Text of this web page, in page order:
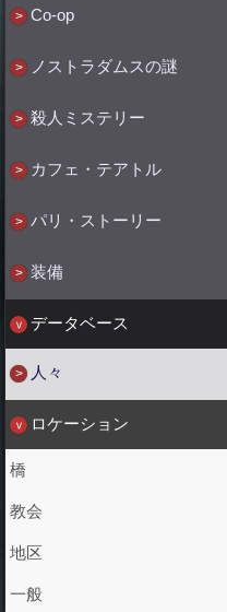
Co-op
ノストラダムスの謎
殺人ミステリー
カフェ・テアトル
パリ・ストーリー
装備
データベース
人々
ロケーション
橋
教会
地区
一般